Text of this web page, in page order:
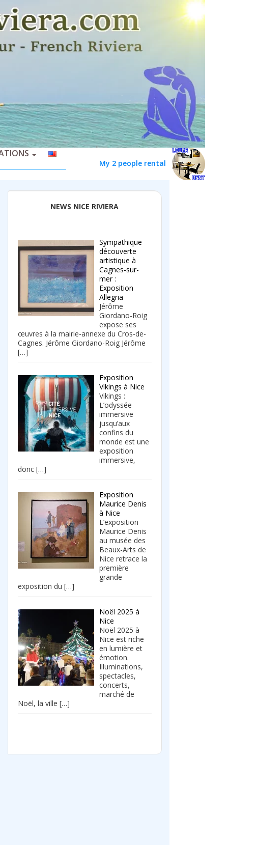
My 2 people rental
NEWS NICE RIVIERA
Sympathique
découverte
artistique à
Cagnes-sur-
mer :
Exposition
Allegria
Jérôme
Giordano-Roig
expose ses
œuvres à la mairie-annexe du Cros-de-
Cagnes. Jérôme Giordano-Roig Jérôme
[…]
Exposition
Vikings à Nice
Vikings :
L’odyssée
immersive
jusqu’aux
confins du
monde est une
exposition
immersive,
donc […]
Exposition
Maurice Denis
à Nice
L’exposition
Maurice Denis
au musée des
Beaux-Arts de
Nice retrace la
première
grande
exposition du […]
Noël 2025 à
Nice
Noël 2025 à
Nice est riche
en lumière et
émotion.
Illuminations,
spectacles,
concerts,
marché de
Noël, la ville […]